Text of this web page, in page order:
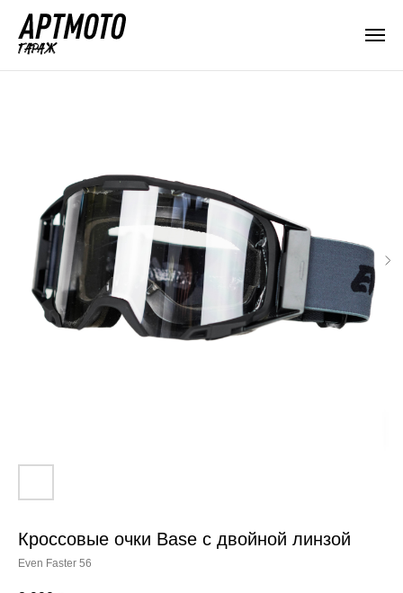
Кроссовые очки Base с двойной линзой
Even Faster 56